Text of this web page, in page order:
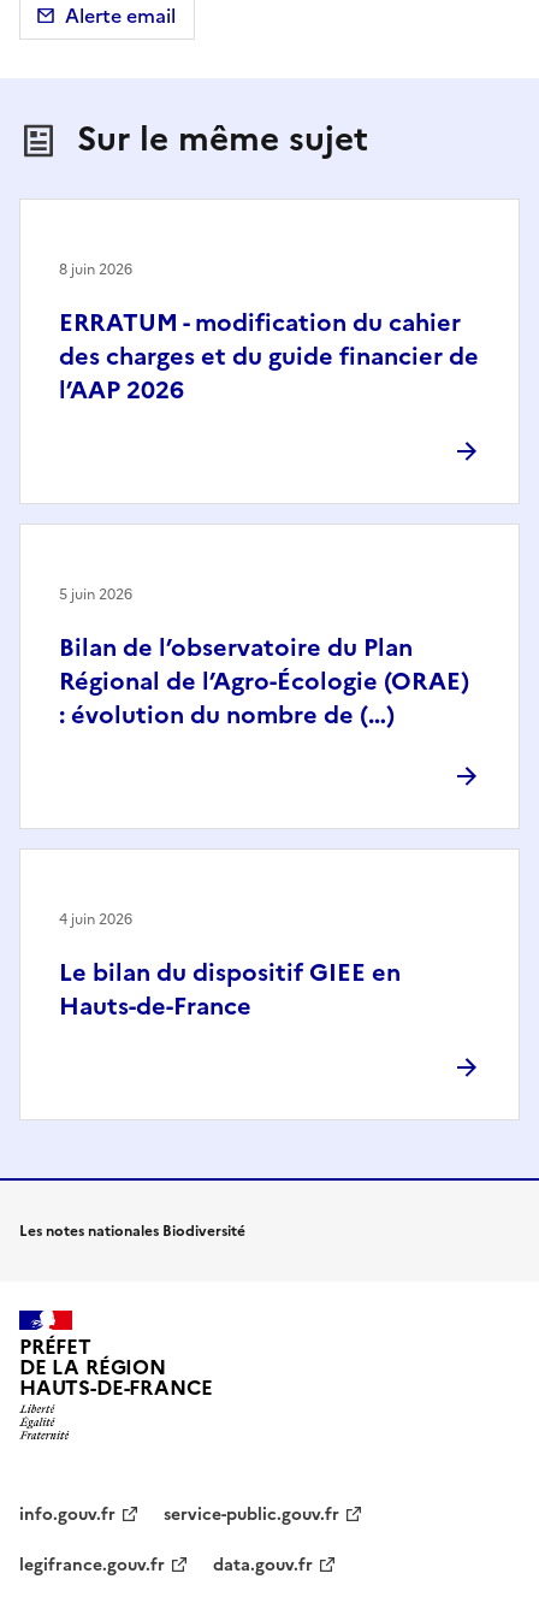
Alerte email
Sur le même sujet
ERRATUM - modification du cahier
des charges et du guide financier de
l’AAP 2026
8 juin 2026
Bilan de l’observatoire du Plan
Régional de l’Agro-Écologie (ORAE)
: évolution du nombre de (…)
5 juin 2026
Le bilan du dispositif GIEE en
Hauts-de-France
4 juin 2026
Les notes nationales Biodiversité
PRÉFET
DE LA RÉGION
HAUTS-DE-FRANCE
info.gouv.fr
service-public.gouv.fr
legifrance.gouv.fr
data.gouv.fr